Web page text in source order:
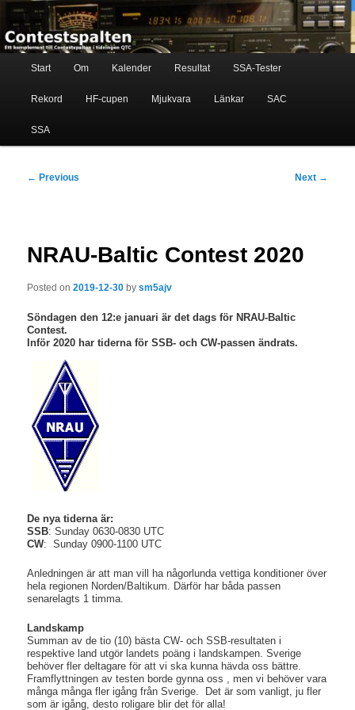
Skip
primary
content
Contestspalten
Ett komplement till contestspalten i tidningen QTC
Start Om Kalender Resultat SSA-Tester
Rekord HF-cupen Mjukvara Länkar SAC
SSA
Post
← Previous Next →
NRAU-Baltic Contest 2020
Posted on2019-12-30 bysm5ajv
Söndagen den 12:e januari är det dags för NRAU-Baltic
Contest.
Inför 2020 har tiderna för SSB- och CW-passen ändrats.
De nya tiderna är:
SSB: Sunday 0630-0830 UTC
CW: Sunday 0900-1100 UTC
Anledningen är att man vill ha någorlunda vettiga konditioner över
hela regionen Norden/Baltikum. Därför har båda passen
senarelagts 1 timma.
Landskamp
Summan av de tio (10) bästa CW- och SSB-resultaten i
respektive land utgör landets poäng i landskampen. Sverige
behöver fler deltagare för att vi ska kunna hävda oss bättre.
Framflyttningen av testen borde gynna oss , men vi behöver vara
många många fler igång från Sverige. Det är som vanligt, ju fler
som är igång, desto roligare blir det för alla!